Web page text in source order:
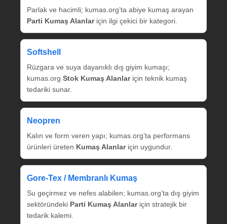
Parlak ve hacimli; kumas.org’ta abiye kumaş arayan
Parti Kumaş Alanlariçin ilgi çekici bir kategori.
Softshell
Rüzgara ve suya dayanıklı dış giyim kumaşı;
kumas.org Stok Kumaş Alanlariçin teknik kumaş
tedariki sunar.
Neopren
Kalın ve form veren yapı; kumas.org’ta performans
ürünleri üreten Kumaş Alanlariçin uygundur.
Gore‑Tex / Membranlı Kumaş
Su geçirmez ve nefes alabilen; kumas.org’ta dış giyim
sektöründeki Parti Kumaş Alanlariçin stratejik bir
tedarik kalemi.